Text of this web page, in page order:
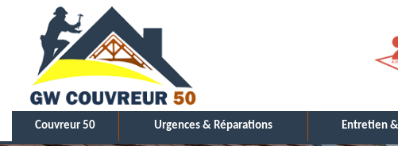
Couvreur 50 Urgences & Réparations Entretien